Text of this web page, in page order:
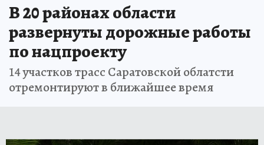
В 20 районах области
развернуты дорожные работы
по нацпроекту
14 участков трасс Саратовской облатсти
отремонтируют в ближайшее время